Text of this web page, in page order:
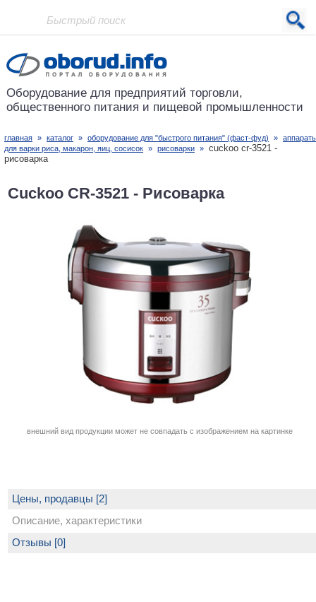
Проект основан в 2001 году
Оборудование для предприятий торговли,
общественного питания и пищевой промышленности
главная » каталог » оборудование для "быстрого питания" (фаст-фуд) »
для варки риса, макарон, яиц, сосисок » рисоварки » cuckoo cr-3521 -
рисоварка
Cuckoo CR-3521 - Рисоварка
внешний вид продукции может не совпадать с изображением на картинке
Цены, продавцы [2]
Описание, характеристики
Отзывы [0]